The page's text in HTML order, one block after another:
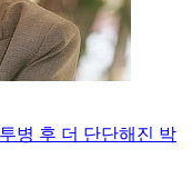
병 후 더 단단해진 박